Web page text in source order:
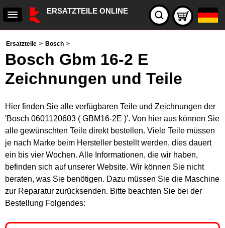
ERSATZTEILE ONLINE
Ersatzteile > Bosch >
Bosch Gbm 16-2 E
Zeichnungen und Teile
Hier finden Sie alle verfügbaren Teile und Zeichnungen der
'Bosch 0601120603 ( GBM16-2E )'. Von hier aus können Sie
alle gewünschten Teile direkt bestellen. Viele Teile müssen
je nach Marke beim Hersteller bestellt werden, dies dauert
ein bis vier Wochen. Alle Informationen, die wir haben,
befinden sich auf unserer Website. Wir können Sie nicht
beraten, was Sie benötigen. Dazu müssen Sie die Maschine
zur Reparatur zurücksenden. Bitte beachten Sie bei der
Bestellung Folgendes: